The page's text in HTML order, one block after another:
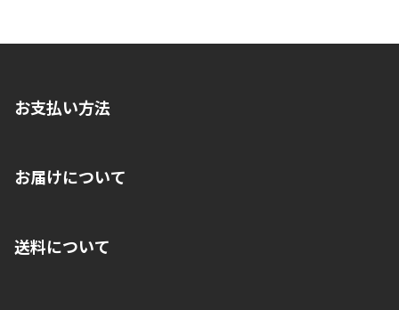
お支払い方法
いいただくことはできません。ご了承ください。
■代金引換(代引)※手数料がかかります
お届けについて
ご注文が確認出来次第、1～4営業日に発送いたします。「お取り
送料について